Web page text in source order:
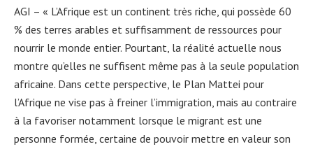
AGI – « L’Afrique est un continent très riche, qui possède 60
% des terres arables et suffisamment de ressources pour
nourrir le monde entier. Pourtant, la réalité actuelle nous
montre qu’elles ne suffisent même pas à la seule population
africaine. Dans cette perspective, le Plan Mattei pour
l’Afrique ne vise pas à freiner l’immigration, mais au contraire
à la favoriser notamment lorsque le migrant est une
personne formée, certaine de pouvoir mettre en valeur son